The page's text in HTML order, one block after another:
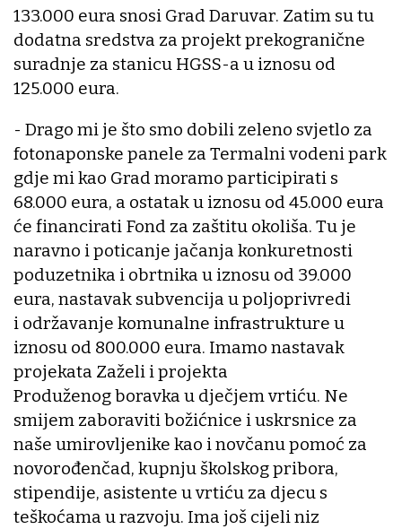
133.000 eura snosi Grad Daruvar. Zatim su tu
dodatna sredstva za projekt prekogranične
suradnje za stanicu HGSS-a u iznosu od
125.000 eura.
- Drago mi je što smo dobili zeleno svjetlo za
fotonaponske panele za Termalni vodeni park
gdje mi kao Grad moramo participirati s
68.000 eura, a ostatak u iznosu od 45.000 eura
će financirati Fond za zaštitu okoliša. Tu je
naravno i poticanje jačanja konkuretnosti
poduzetnika i obrtnika u iznosu od 39.000
eura, nastavak subvencija u poljoprivredi
i održavanje komunalne infrastrukture u
iznosu od 800.000 eura. Imamo nastavak
projekata Zaželi i projekta
Produženog boravka u dječjem vrtiću. Ne
smijem zaboraviti božićnice i uskrsnice za
naše umirovljenike kao i novčanu pomoć za
novorođenčad, kupnju školskog pribora,
stipendije, asistente u vrtiću za djecu s
teškoćama u razvoju. Ima još cijeli niz